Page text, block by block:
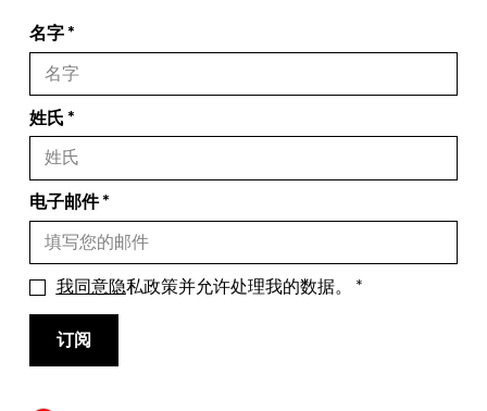
名字
姓氏
电子邮件
我同意隐私政策并允许处理我的数据。
订阅